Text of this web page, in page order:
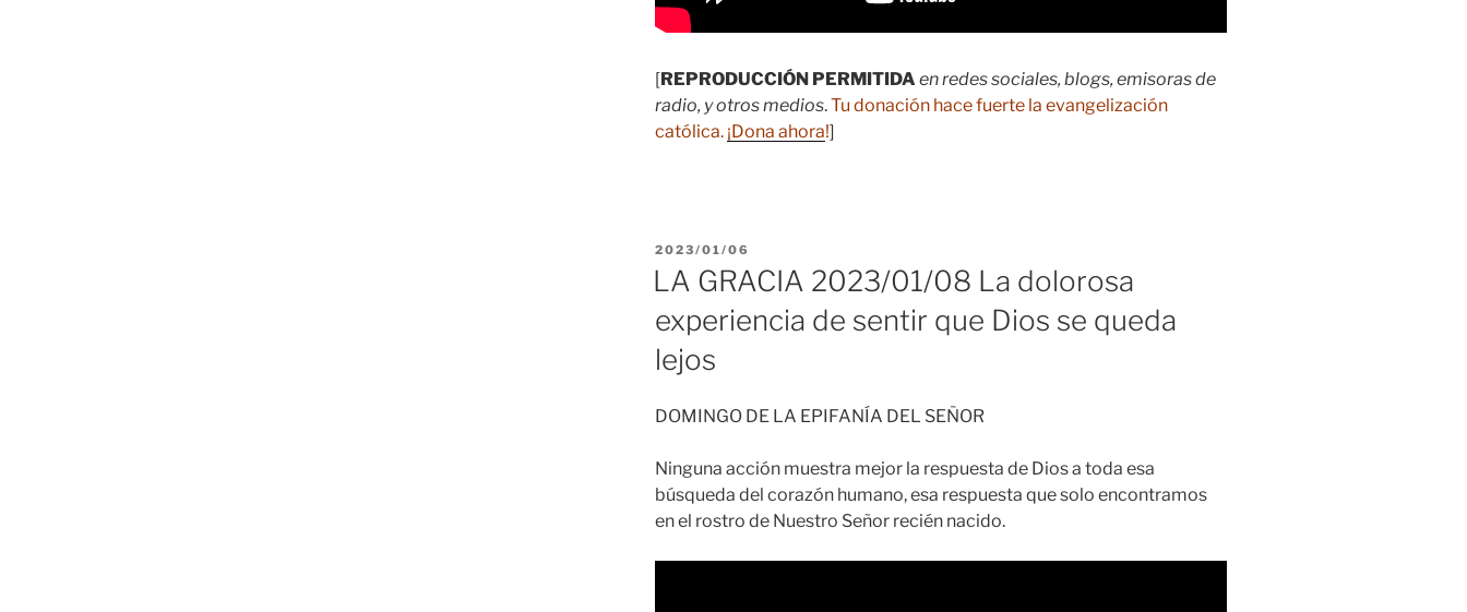
[REPRODUCCIÓN PERMITIDA en redes sociales, blogs, emisoras de
radio, y otros medios.Tu donación hace fuerte la evangelización
católica. ¡Dona ahora!]
PUBLICADO
2023/01/06
LA GRACIA 2023/01/08 La dolorosa
experiencia de sentir que Dios se queda
lejos
DOMINGO DE LA EPIFANÍA DEL SEÑOR
Ninguna acción muestra mejor la respuesta de Dios a toda esa
búsqueda del corazón humano, esa respuesta que solo encontramos
en el rostro de Nuestro Señor recién nacido.